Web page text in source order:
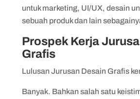
untuk marketing, UI/UX, desain
sebuah produk dan lain
Prospek Kerja
Grafis
Lulusan Jurusan Desain Grafis
Banyak. Bahkan salah satu